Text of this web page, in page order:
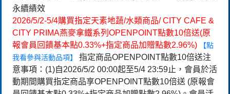
永續績效
2026/5/2-5/4購買指定天素地蔬/水類商品/ CITY CAFE &
CITY PRIMA燕麥拿鐵系列OPENPOINT點數10倍送(原
報會員回饋基本點0.33%+指定商品加贈點數2.96%)
【點
我看參與活動品項】
指定商品OPENPOINT點數10倍送注
意事項：(1)自2026/5/2 00:00起至5/4 23:59止，會員於活
動期間購買指定商品享OPENPOINT點數10倍送 (原報會